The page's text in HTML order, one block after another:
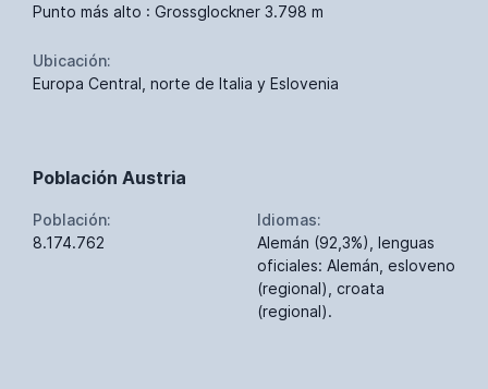
Punto más alto : Grossglockner 3.798 m
Ubicación:
Europa Central, norte de Italia y Eslovenia
Población Austria
Población:
8.174.762
Idiomas:
Alemán (92,3%), lenguas
oficiales: Alemán, esloveno
(regional), croata
(regional).